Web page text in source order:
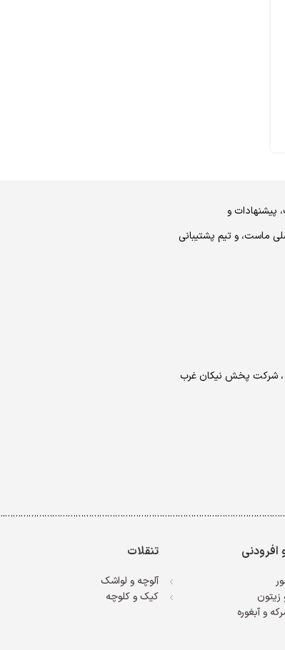
پیشنهادات و
ماست، و تیم پشتیبانی
، شرکت پخش نیکان غرب
زیتون
و آبغوره
تنقلات
آلوچه و لواشک
کیک و کلوچه